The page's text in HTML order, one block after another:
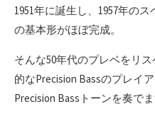
1951年に誕生し、1957年の
の基本形がほぼ完成。
そんな50年代のプレベをリ
的なPrecision Bassのプレイ
Precision Bassトーンを奏でま